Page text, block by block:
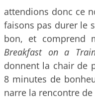
attendions donc ce
faisons pas durer le
bon, et comprend
Breakfast on a
donnent la chair de
8 minutes de
narre la rencontre